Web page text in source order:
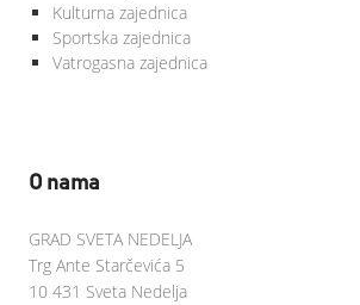
Kulturna zajednica
Sportska zajednica
Vatrogasna zajednica
O nama
GRAD SVETA NEDELJA
Trg Ante Starčevića 5
10 431 Sveta Nedelja